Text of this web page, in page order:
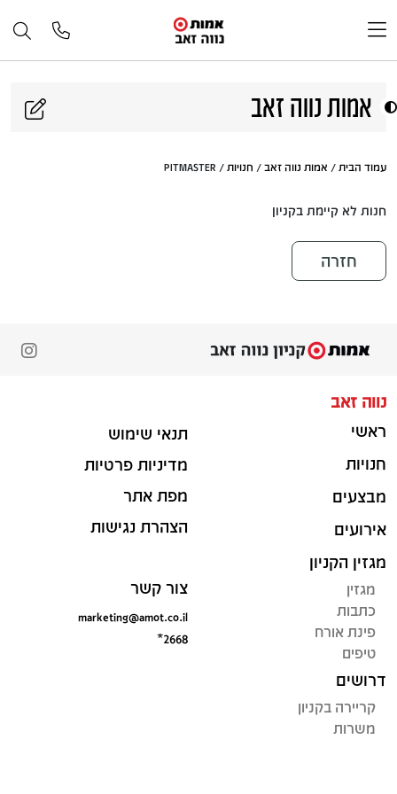
אמות נווה זאב
עמוד הבית / אמות נווה זאב / חנויות / PITMASTER
חנות לא קיימת בקניון
חזרה
נווה זאב
ראשי
חנויות
מבצעים
אירועים
מגזין הקניון
מגזין
כתבות
פינת אורח
טיפים
דרושים
קריירה בקניון
משרות
תנאי שימוש
מדיניות פרטיות
מפת אתר
הצהרת נגישות
צור קשר
marketing@amot.co.il
*2668